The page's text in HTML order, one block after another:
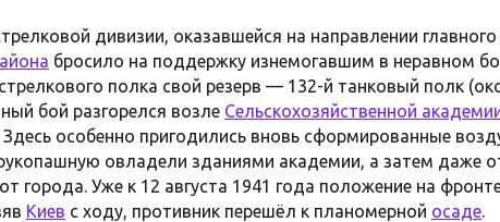
дивизии, оказавшейся на направлении
бросило на поддержку изнемогавшим в неравном
полка свой резерв — 132-й танковый полк
бой разгорелся возле Сельскохозяйственной
Здесь особенно пригодились вновь сформированные
овладели зданиями академии, а затем даже
города. Уже к 12 августа 1941 года положение на
Киев с ходу, противник перешёл к планомерной осаде.